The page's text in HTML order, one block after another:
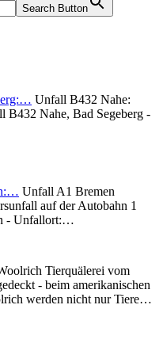
Search Button
Unfall B432 Nahe:
B432 Nahe, Bad Segeberg -
Unfall A1 Bremen
auf der Autobahn 1
- Unfallort:…
Tierquälerei vom
- beim amerikanischen
werden nicht nur Tiere…